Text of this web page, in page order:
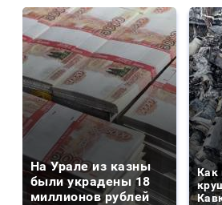
На Урале из казны
были украдены 18
миллионов рублей
Как